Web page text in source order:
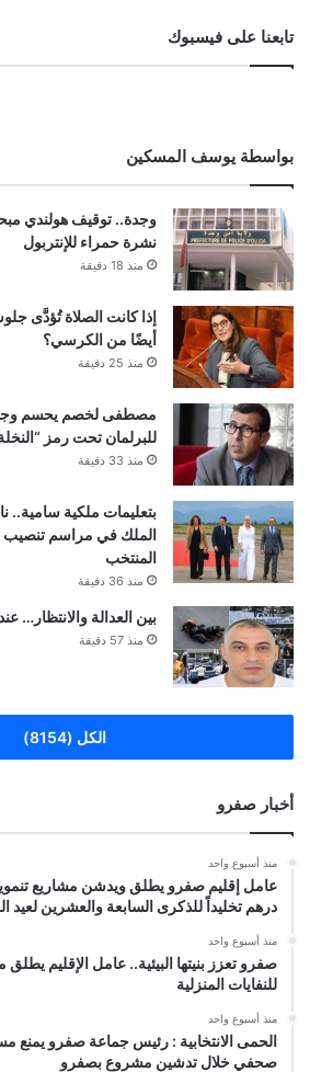
تابعنا على فيسبوك
بواسطة يوسف المسكين
وجدة.. توقيف هولندي
نشرة حمراء للإنتربول
منذ 18 دقيقة
إذا كانت الصلاة تُؤدَّى
أيضًا من الكرسي؟
منذ 25 دقيقة
مصطفى لخصم يحسم
للبرلمان تحت رمز
منذ 33 دقيقة
بتعليمات ملكية سامية..
الملك في مراسم تنصيب
المنتخب
منذ 36 دقيقة
بين العدالة والانتظار…
منذ 57 دقيقة
الكل (8154)
أخبار صفرو
منذ أسبوع واحد
درهم تخليداً للذكرى السابعة والعشرين لعيد
منذ أسبوع واحد
صفرو تعزز بنيتها البيئية.. عامل الإقليم
للنفايات المنزلية
منذ أسبوع واحد
الحمى الانتخابية : رئيس جماعة صفرو يمنع
صحفي خلال تدشين مشروع بصفرو